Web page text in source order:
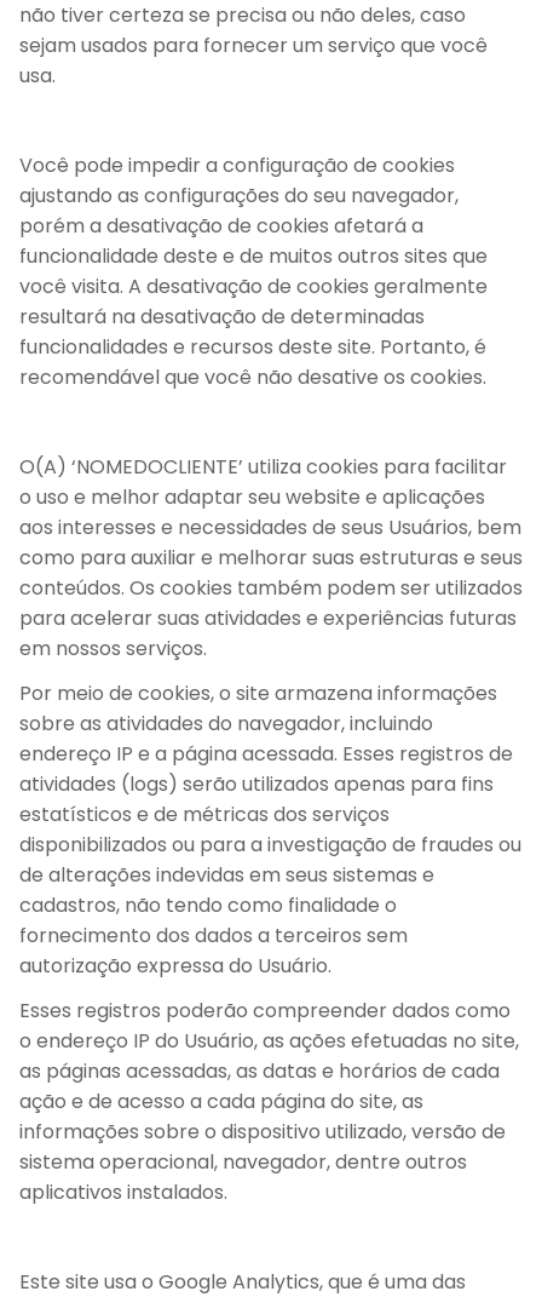
não tiver certeza se precisa ou não deles, caso
sejam usados para fornecer um serviço que você
usa.
Você pode impedir a configuração de cookies
ajustando as configurações do seu navegador,
porém a desativação de cookies afetará a
funcionalidade deste e de muitos outros sites que
você visita. A desativação de cookies geralmente
resultará na desativação de determinadas
funcionalidades e recursos deste site. Portanto, é
recomendável que você não desative os cookies.
O(A) ‘NOMEDOCLIENTE’ utiliza cookies para facilitar
o uso e melhor adaptar seu website e aplicações
aos interesses e necessidades de seus Usuários, bem
como para auxiliar e melhorar suas estruturas e seus
conteúdos. Os cookies também podem ser utilizados
para acelerar suas atividades e experiências futuras
em nossos serviços.
Por meio de cookies, o site armazena informações
sobre as atividades do navegador, incluindo
endereço IP e a página acessada. Esses registros de
atividades (logs) serão utilizados apenas para fins
estatísticos e de métricas dos serviços
disponibilizados ou para a investigação de fraudes ou
de alterações indevidas em seus sistemas e
cadastros, não tendo como finalidade o
fornecimento dos dados a terceiros sem
autorização expressa do Usuário.
Esses registros poderão compreender dados como
o endereço IP do Usuário, as ações efetuadas no site,
as páginas acessadas, as datas e horários de cada
ação e de acesso a cada página do site, as
informações sobre o dispositivo utilizado, versão de
sistema operacional, navegador, dentre outros
aplicativos instalados.
Este site usa o Google Analytics, que é uma das